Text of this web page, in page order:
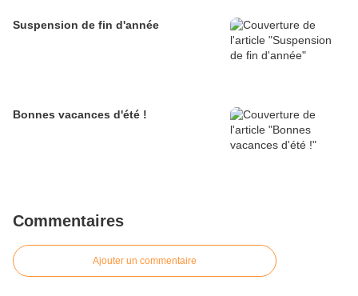
Suspension de fin d'année
Bonnes vacances d'été !
Commentaires
Ajouter un commentaire